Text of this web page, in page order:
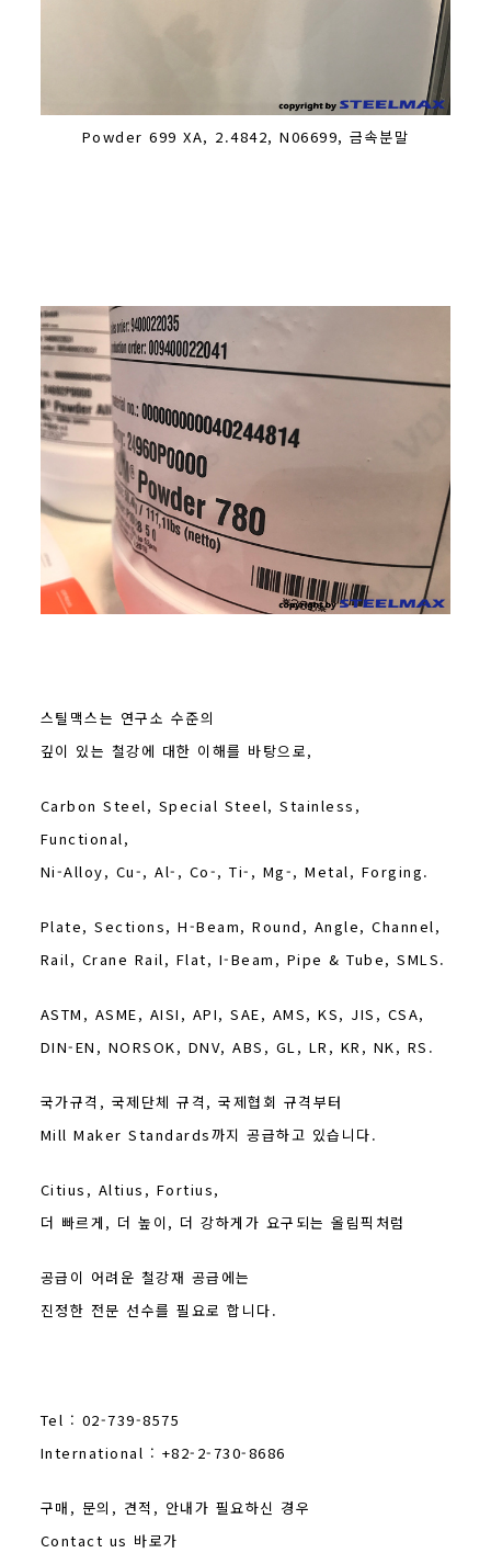
Powder 699 XA, 2.4842, N06699, 금속분말
스틸맥스는 연구소 수준의
깊이 있는 철강에 대한 이해를 바탕으로,
Carbon Steel, Special Steel, Stainless,
Functional,
Ni-Alloy, Cu-, Al-, Co-, Ti-, Mg-, Metal, Forging.
Plate, Sections, H-Beam, Round, Angle, Channel,
Rail, Crane Rail, Flat, I-Beam, Pipe & Tube, SMLS.
ASTM, ASME, AISI, API, SAE, AMS, KS, JIS, CSA,
DIN-EN, NORSOK, DNV, ABS, GL, LR, KR, NK, RS.
국가규격, 국제단체 규격, 국제협회 규격부터
Mill Maker Standards까지 공급하고 있습니다.
Citius, Altius, Fortius,
더 빠르게, 더 높이, 더 강하게가 요구되는 올림픽처럼
공급이 어려운 철강재 공급에는
진정한 전문 선수를 필요로 합니다.
Tel : 02-739-8575
International : +82-2-730-8686
구매, 문의, 견적, 안내가 필요하신 경우
Contact us 바로가